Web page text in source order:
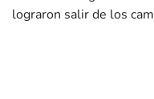
lograron salir de los